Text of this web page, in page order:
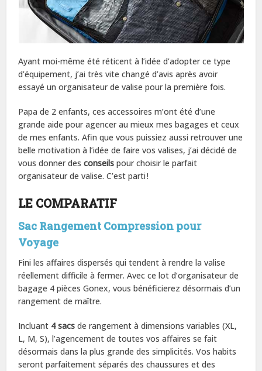
Ayant moi-même été réticent à l’idée d’adopter ce type
d’équipement, j’ai très vite changé d’avis après avoir
essayé un organisateur de valise pour la première fois.
Papa de 2 enfants, ces accessoires m’ont été d’une
grande aide pour agencer au mieux mes bagages et ceux
de mes enfants. Afin que vous puissiez aussi retrouver une
belle motivation à l’idée de faire vos valises, j’ai décidé de
vous donner desconseils pour choisir le parfait
organisateur de valise. C’est parti !
LE COMPARATIF
Sac Rangement Compression pour
Voyage
Fini les affaires dispersés qui tendent à rendre la valise
réellement difficile à fermer. Avec ce lot d’organisateur de
bagage 4 pièces Gonex, vous bénéficierez désormais d’un
rangement de maître.
Incluant 4 sacs de rangement à dimensions variables (XL,
L, M, S), l’agencement de toutes vos affaires se fait
désormais dans la plus grande des simplicités. Vos habits
seront parfaitement séparés des chaussures et des